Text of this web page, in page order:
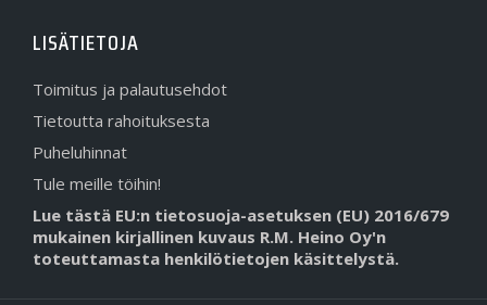
LISÄTIETOJA
Toimitus ja palautusehdot
Tietoutta rahoituksesta
Puheluhinnat
Tule meille töihin!
Lue tästä EU:n tietosuoja-asetuksen (EU) 2016/679
mukainen kirjallinen kuvaus R.M. Heino Oy'n
toteuttamasta henkilötietojen käsittelystä.